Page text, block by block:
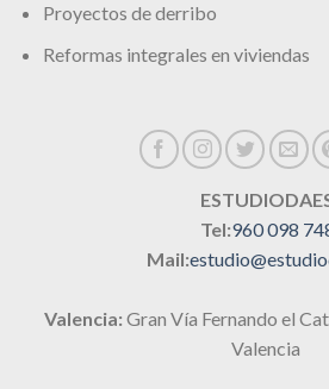
Proyectos de derribo
Reformas integrales en viviendas
Tel:960 098
Mail:
Valencia: Gran Vía Fernando el
Valencia